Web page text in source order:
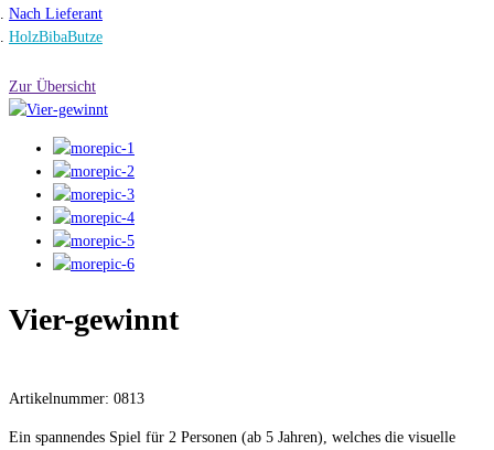
Nach Lieferant
HolzBibaButze
Zur Übersicht
Vier-gewinnt
Artikelnummer: 0813
Ein spannendes Spiel für 2 Personen (ab 5 Jahren), welches die visuelle